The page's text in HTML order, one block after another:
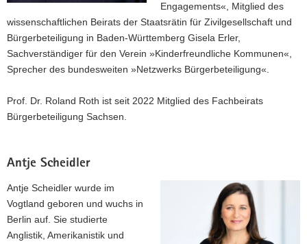
Engagements«, Mitglied des
wissenschaftlichen Beirats der Staatsrätin für Zivilgesellschaft und
Bürgerbeteiligung in Baden-Württemberg Gisela Erler,
Sachverständiger für den Verein »Kinderfreundliche Kommunen«,
Sprecher des bundesweiten »Netzwerks Bürgerbeteiligung«.
Prof. Dr. Roland Roth ist seit 2022 Mitglied des Fachbeirats
Bürgerbeteiligung Sachsen.
Antje Scheidler
Antje Scheidler wurde im
Vogtland geboren und wuchs in
Berlin auf. Sie studierte
Anglistik, Amerikanistik und